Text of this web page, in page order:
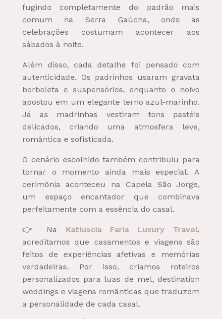
fugindo completamente do padrão mais
comum na Serra Gaúcha, onde as
celebrações costumam acontecer aos
sábados à noite.
Além disso, cada detalhe foi pensado com
autenticidade. Os padrinhos usaram gravata
borboleta e suspensórios, enquanto o noivo
apostou em um elegante terno azul-marinho.
Já as madrinhas vestiram tons pastéis
delicados, criando uma atmosfera leve,
romântica e sofisticada.
O cenário escolhido também contribuiu para
tornar o momento ainda mais especial. A
cerimônia aconteceu na Capela São Jorge,
um espaço encantador que combinava
perfeitamente com a essência do casal.
👉 Na Katiuscia Faria Luxury Travel,
acreditamos que casamentos e viagens são
feitos de experiências afetivas e memórias
verdadeiras. Por isso, criamos roteiros
personalizados para luas de mel, destination
weddings e viagens românticas que traduzem
a personalidade de cada casal.